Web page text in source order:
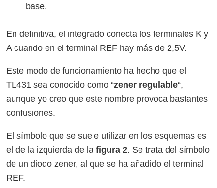
base.
En definitiva, el integrado conecta los terminales K y
A cuando en el terminal REF hay más de 2,5V.
Este modo de funcionamiento ha hecho que el
TL431 sea conocido como “zener regulable“,
aunque yo creo que este nombre provoca bastantes
confusiones.
El símbolo que se suele utilizar en los esquemas es
el de la izquierda de lafigura 2. Se trata del símbolo
de un diodo zener, al que se ha añadido el terminal
REF.